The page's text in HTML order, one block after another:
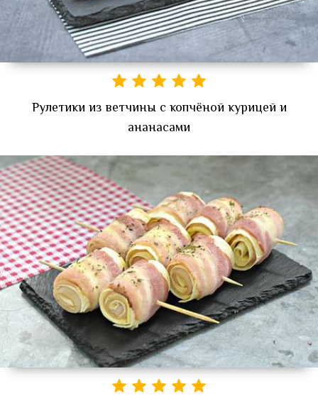
Рулетики из ветчины с копчёной курицей и
ананасами